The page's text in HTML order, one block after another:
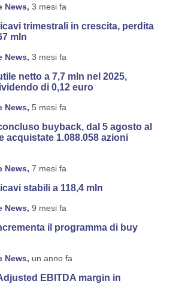
News, 3 mesi fa
trimestrali in crescita, perdita
mln
News, 3 mesi fa
netto a 7,7 mln nel 2025,
di 0,12 euro
News, 5 mesi fa
buyback, dal 5 agosto al
acquistate 1.088.058 azioni
News, 7 mesi fa
stabili a 118,4 mln
News, 9 mesi fa
il programma di buy
News, un anno fa
EBITDA margin in